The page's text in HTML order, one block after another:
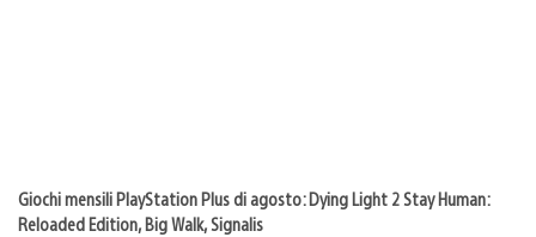
Giochi mensili PlayStation Plus di agosto: Dying Light 2 Stay Human:
Reloaded Edition, Big Walk, Signalis